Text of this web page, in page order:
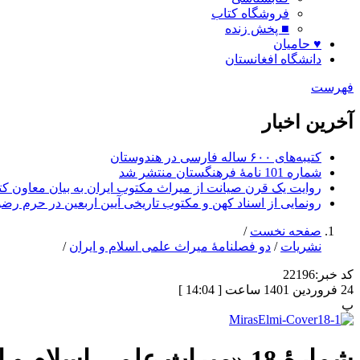
فروشگاه کتاب
■ پخش زنده
♥ حامیان
دانشگاه افغانستان
فهرست
آخرین اخبار
کتیبه‌های ۶۰۰ ساله فارسی در هندوستان
شماره 101 نامۀ فرهنگستان منتشر شد
روایت یک قرن صیانت از میراث مکتوب ایران به بیان معاون
رونمایی از اسناد کهن و مکتوب تاریخی آیین اربعین در حرم
صفحه نخست /
نشریات / دو فصلنامۀ میراث علمی اسلام و ایران /
کد خبر:22196
24 فروردین 1401 ساعت [ 14:04 ]
پ